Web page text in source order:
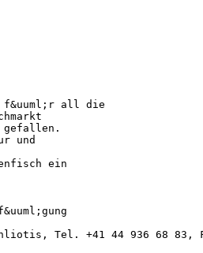
f&uuml;r all die
gefallen.
und
ein
Tel. +41 44 936 68 83,